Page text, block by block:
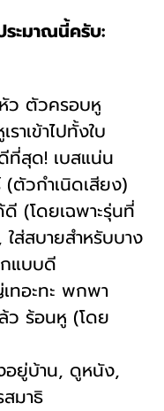
ะมาณนี้ครับ:
ว ตัวครอบหู
าเข้าไปทั้งใบ
ที่สุด! เบสแน่น
(ตัวกำเนิดเสียง)
(โดยเฉพาะรุ่นที่
ส่สบายสำหรับบาง
แบบดี
ทอะทะ พกพา
ว ร้อนหู (โดย
อยู่บ้าน, ดูหนัง,
มาธิ